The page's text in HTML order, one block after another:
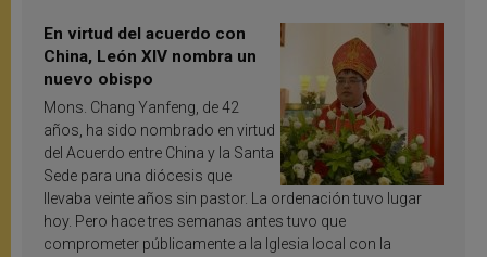
En virtud del acuerdo con
China, León XIV nombra un
nuevo obispo
Mons. Chang Yanfeng, de 42
años, ha sido nombrado en virtud
del Acuerdo entre China y la Santa
Sede para una diócesis que
llevaba veinte años sin pastor. La ordenación tuvo lugar
hoy. Pero hace tres semanas antes tuvo que
comprometer públicamente a la Iglesia local con la